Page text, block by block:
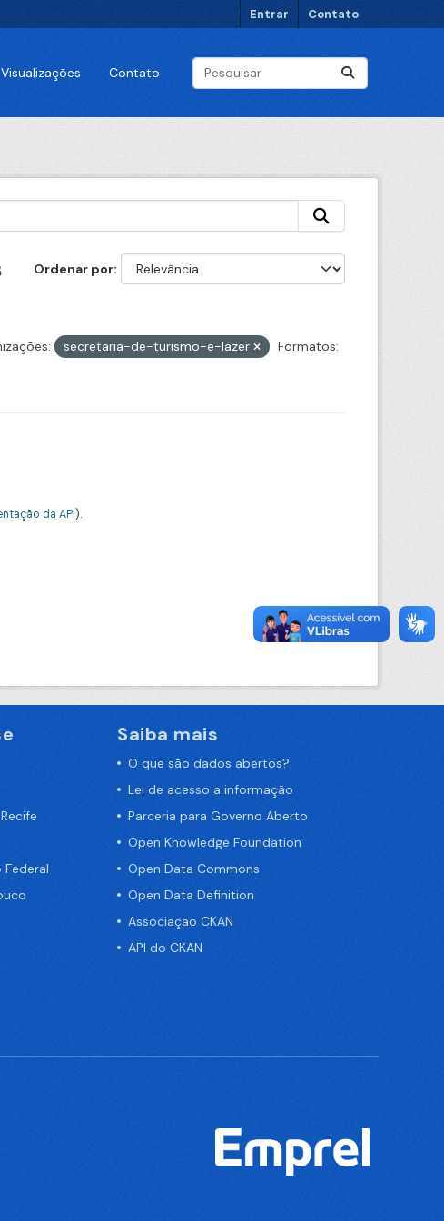
Entrar Contato
Visualizações Contato
Ordenar por
secretaria-de-turismo-e-lazer
Formatos:
da API).
Saiba mais
O que são dados abertos?
Lei de acesso a informação
Parceria para Governo Aberto
Open Knowledge Foundation
Open Data Commons
Open Data Definition
Associação CKAN
API do CKAN